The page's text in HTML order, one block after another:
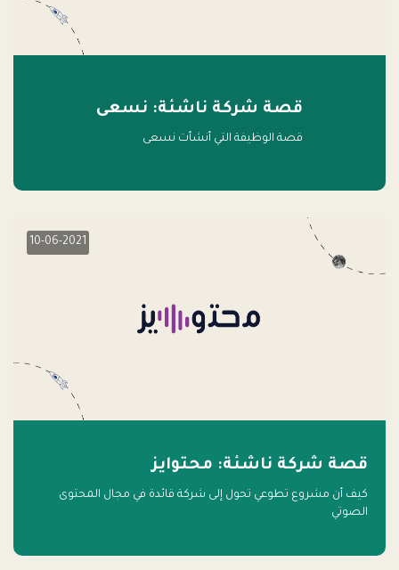
قصة شركة ناشئة: نسعى
قصة الوظيفة التي أنشأت نسعى
10-06-2021
قصة شركة ناشئة: محتوايز
كيف أن مشروع تطوعي تحول إلى شركة قائدة في مجال المحتوى
الصوتي